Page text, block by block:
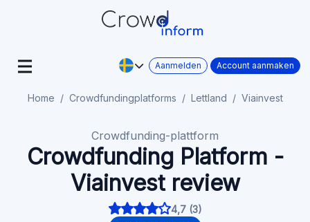
Aanmelden Account aanmaken
Home Crowdfundingplatforms Lettland Viainvest
Crowdfunding-plattform
Crowdfunding Platform -
Viainvest review
4,7 (3)